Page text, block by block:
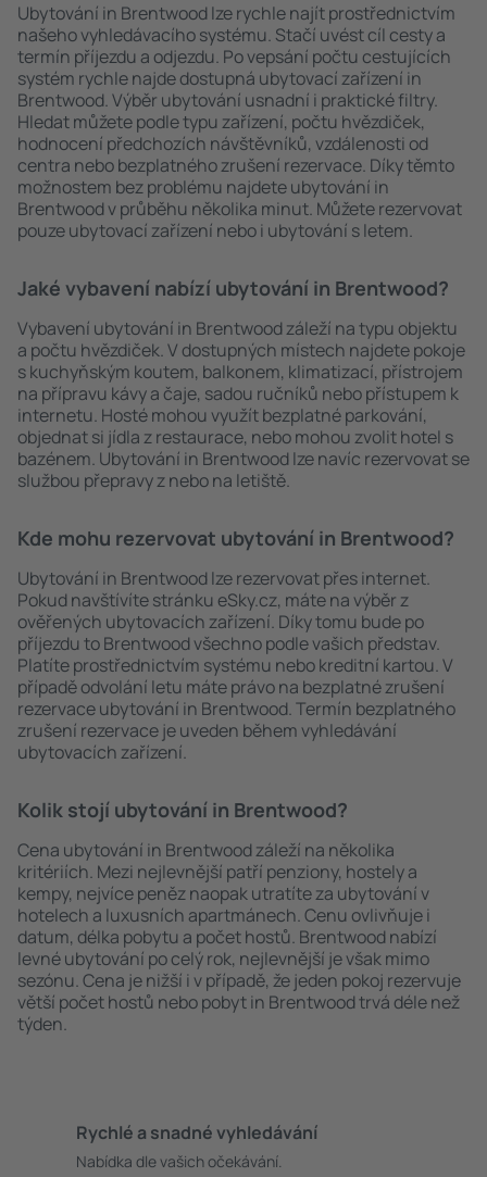
Ubytování in Brentwood lze rychle najít prostřednictvím
našeho vyhledávacího systému. Stačí uvést cíl cesty a
termín příjezdu a odjezdu. Po vepsání počtu cestujících
systém rychle najde dostupná ubytovací zařízení in
Brentwood. Výběr ubytování usnadní i praktické filtry.
Hledat můžete podle typu zařízení, počtu hvězdiček,
hodnocení předchozích návštěvníků, vzdálenosti od
centra nebo bezplatného zrušení rezervace. Díky těmto
možnostem bez problému najdete ubytování in
Brentwood v průběhu několika minut. Můžete rezervovat
pouze ubytovací zařízení nebo i ubytování s letem.
Jaké vybavení nabízí ubytování in Brentwood?
Vybavení ubytování in Brentwood záleží na typu objektu
a počtu hvězdiček. V dostupných místech najdete pokoje
s kuchyňským koutem, balkonem, klimatizací, přístrojem
na přípravu kávy a čaje, sadou ručníků nebo přístupem k
internetu. Hosté mohou využít bezplatné parkování,
objednat si jídla z restaurace, nebo mohou zvolit hotel s
bazénem. Ubytování in Brentwood lze navíc rezervovat se
službou přepravy z nebo na letiště.
Kde mohu rezervovat ubytování in Brentwood?
Ubytování in Brentwood lze rezervovat přes internet.
Pokud navštívíte stránku eSky.cz, máte na výběr z
ověřených ubytovacích zařízení. Díky tomu bude po
příjezdu to Brentwood všechno podle vašich představ.
Platíte prostřednictvím systému nebo kreditní kartou. V
případě odvolání letu máte právo na bezplatné zrušení
rezervace ubytování in Brentwood. Termín bezplatného
zrušení rezervace je uveden během vyhledávání
ubytovacích zařízení.
Kolik stojí ubytování in Brentwood?
Cena ubytování in Brentwood záleží na několika
kritériích. Mezi nejlevnější patří penziony, hostely a
kempy, nejvíce peněz naopak utratíte za ubytování v
hotelech a luxusních apartmánech. Cenu ovlivňuje i
datum, délka pobytu a počet hostů. Brentwood nabízí
levné ubytování po celý rok, nejlevnější je však mimo
sezónu. Cena je nižší i v případě, že jeden pokoj rezervuje
větší počet hostů nebo pobyt in Brentwood trvá déle než
týden.
Rychlé a snadné vyhledávání
Nabídka dle vašich očekávání.